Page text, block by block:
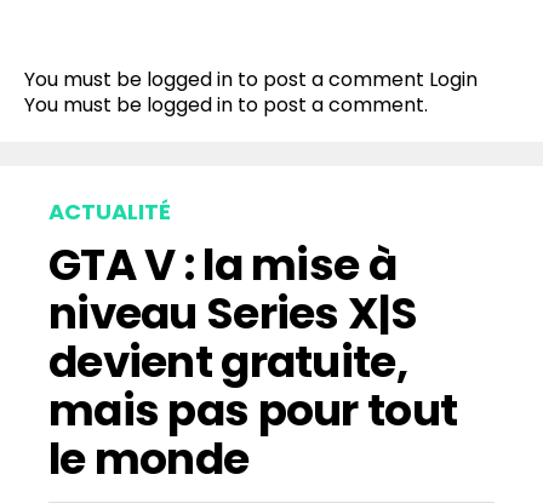
You must be logged in to post a comment Login
You must be logged in to post a comment.
ACTUALITÉ
GTA V : la mise à
niveau Series X|S
devient gratuite,
mais pas pour tout
le monde